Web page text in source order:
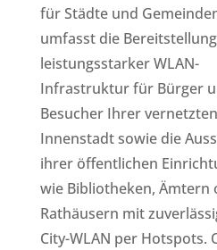
für Städte und
umfasst die Bereitstellung
leistungsstarker WLAN-
Infrastruktur für Bürger
Besucher Ihrer vernetzten
Innenstadt sowie die
ihrer öffentlichen
wie Bibliotheken, Ämtern
Rathäusern mit
City-WLAN per Hotspots.